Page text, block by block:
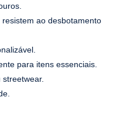
ao desbotamento
para itens essenciais.